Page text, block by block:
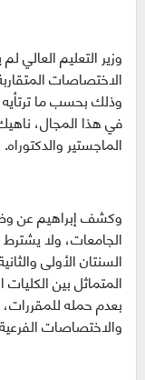
وزير التعليم
الاختصاصات
وذلك بحسب ما
في هذا المجال،
الماجستير والدكتوراه.
وكشف إبراهيم عن
الجامعات، ولا
السنتان الأولى
المتماثل بين
بعدم حمله
والاختصاصات